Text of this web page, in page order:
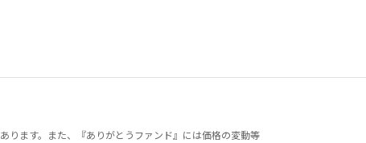
ります。また、『ありがとうファンド』には価格の変動等